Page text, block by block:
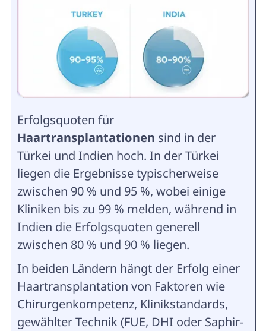
Erfolgsquoten für
Haartransplantationen sind in der
Türkei und Indien hoch. In der Türkei
liegen die Ergebnisse typischerweise
zwischen 90 % und 95 %, wobei einige
Kliniken bis zu 99 % melden, während in
Indien die Erfolgsquoten generell
zwischen 80 % und 90 % liegen.
In beiden Ländern hängt der Erfolg einer
Haartransplantation von Faktoren wie
Chirurgenkompetenz, Klinikstandards,
gewählter Technik (FUE, DHI oder Saphir-